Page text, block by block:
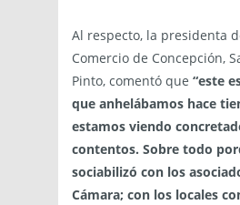
Al respecto, la presidenta
Comercio de Concepción,
Pinto, comentó que “este
que anhelábamos hace
estamos viendo
contentos. Sobre todo
sociabilizó con los
Cámara; con los locales